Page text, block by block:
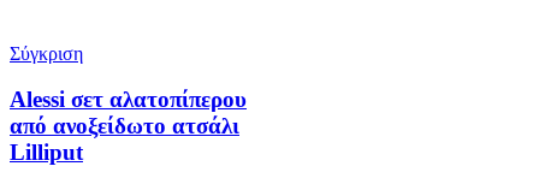
Σύγκριση
Alessi σετ αλατοπίπερου
από ανοξείδωτο ατσάλι
Lilliput